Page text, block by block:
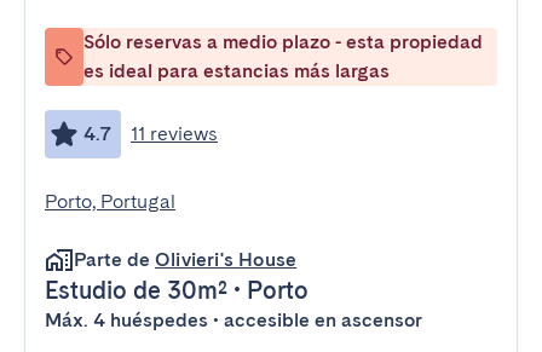
Sólo reservas a medio plazo - esta propiedad
es ideal para estancias más largas
4.7 11 reviews
Porto, Portugal
Parte de Olivieri's House
Estudio de 30m² • Porto
Máx. 4 huéspedes • accesible en ascensor